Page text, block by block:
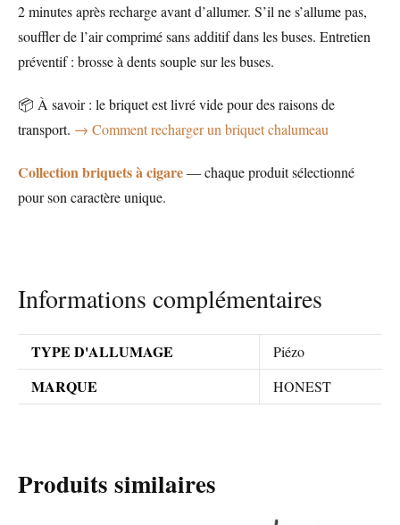
2 minutes après recharge avant d’allumer. S’il ne s’allume pas,
souffler de l’air comprimé sans additif dans les buses. Entretien
préventif : brosse à dents souple sur les buses.
📦 À savoir : le briquet est livré vide pour des raisons de
transport. → Comment recharger un briquet chalumeau
Collection briquets à cigare— chaque produit sélectionné
pour son caractère unique.
Informations complémentaires
TYPE D'ALLUMAGE Piézo
MARQUE HONEST
Produits similaires